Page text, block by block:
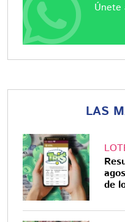
Únete
LAS
de